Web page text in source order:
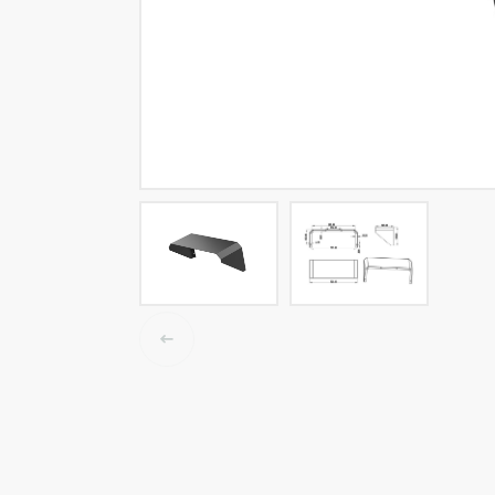
Half waterdichte armaturen
Plafond & wandarmaturen